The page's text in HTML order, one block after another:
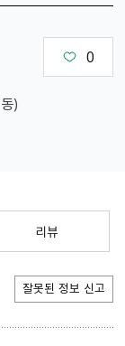
0
)
리뷰
잘못된 정보 신고